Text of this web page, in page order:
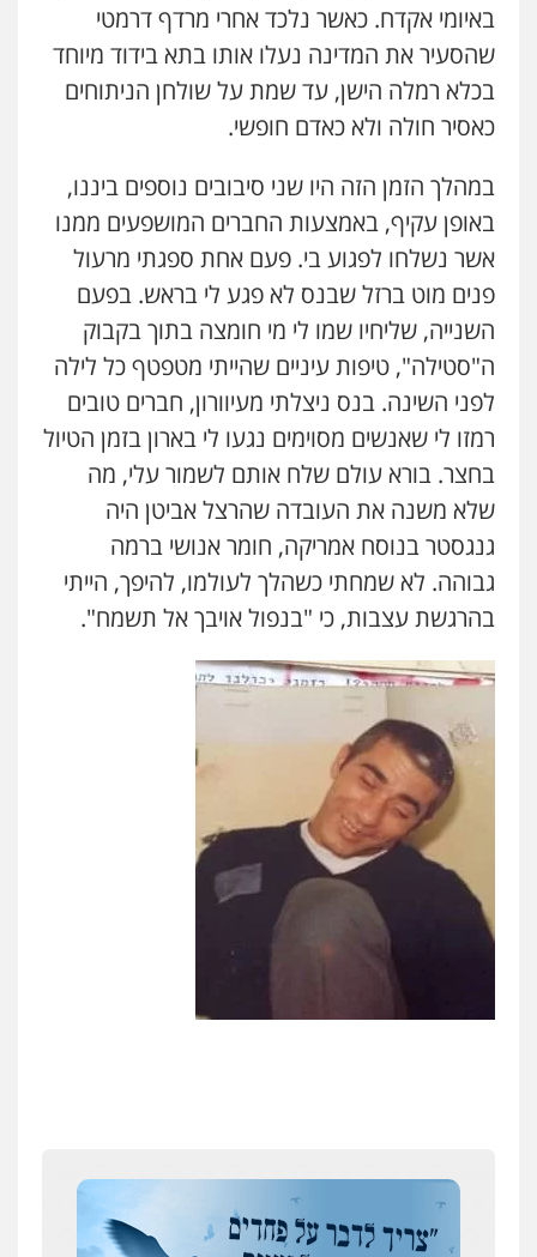
באיומי אקדח. כאשר נלכד אחרי מרדף דרמטי
שהסעיר את המדינה נעלו אותו בתא בידוד מיוחד
בכלא רמלה הישן, עד שמת על שולחן הניתוחים
כאסיר חולה ולא כאדם חופשי.
במהלך הזמן הזה היו שני סיבובים נוספים ביננו,
באופן עקיף, באמצעות החברים המושפעים ממנו
אשר נשלחו לפגוע בי. פעם אחת ספגתי מרעול
פנים מוט ברזל שבנס לא פגע לי בראש. בפעם
השנייה, שליחיו שמו לי מי חומצה בתוך בקבוק
ה"סטילה", טיפות עיניים שהייתי מטפטף כל לילה
לפני השינה. בנס ניצלתי מעיוורון, חברים טובים
רמזו לי שאנשים מסוימים נגעו לי בארון בזמן הטיול
בחצר. בורא עולם שלח אותם לשמור עלי, מה
שלא משנה את העובדה שהרצל אביטן היה
גנגסטר בנוסח אמריקה, חומר אנושי ברמה
גבוהה. לא שמחתי כשהלך לעולמו, להיפך, הייתי
בהרגשת עצבות, כי "בנפול אויבך אל תשמח".
ניר קידר – צלם
דין
0504578527
רונן הלל – מוניטין
מחיקת כתבות מגוגל ודחיקת אזכורים
שליליים
שירותים מקצועיים לעורכי דין
אחסון אתרים
מהירות הגנה גיבוי תמיכה שירותים
מרכז התחלה חדשה
אסירים עבירות מין שירותים מקצועיים
לעורכי דין
0544500346
מאיה בלום, עו"ס, טיפול ושיקום
לעורכי דין
0504062539
עו"ד ד"ר אבי שקד
עבירות כלכליות הלבנת הון
עבירות פליליות
0544385337
איתי חקירות – שירותים לעורכי דין
רונן הלל – מוניטין